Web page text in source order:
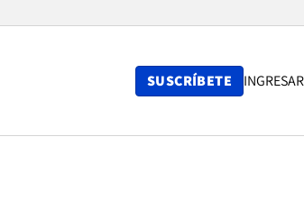
SUSCRÍBETE INGRESAR